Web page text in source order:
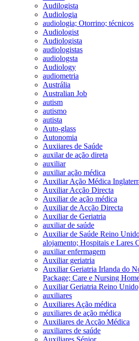
Audilogista
Audiologia
audiologia; Otorrino; técnicos
Audiologist
Audiologista
audiologistas
audiologsta
Audiology
audiometria
Austrália
Australian Job
autism
autismo
autista
Auto-glass
Autonomia
Auxiiares de Saúde
auxilar de ação direta
auxiliar
auxiliar ação médica
Auxiliar Ação Médica
Auxiliar Acção Directa
Auxiliar de ação médica
Auxiliar de Acção Directa
Auxiliar de Geriatria
auxiliar de saúde
Auxiliar de Saúde Reino
alojamento; Hospitais e Lares
auxiliar enfermagem
Auxiliar geriatria
Auxiliar Geriatria Irlanda do
Package; Care e Nursing
Auxiliar Geriatria Reino
auxiliares
Auxiliares Ação médica
auxiliares de ação médica
Auxiliares de Acção Médica
auxiliares de saúde
Auxiliares Sénior